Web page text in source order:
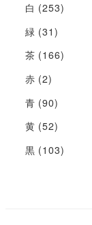
白 (253)
緑 (31)
茶 (166)
赤 (2)
青 (90)
黄 (52)
黒 (103)